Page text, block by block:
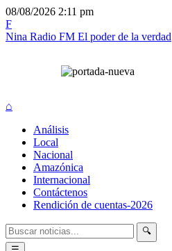
08/08/2026 2:11 pm
F
Nina Radio FM El poder de la verdad
⌂
Análisis
Local
Nacional
Amazónica
Internacional
Contáctenos
Rendición de cuentas-2026
🔍